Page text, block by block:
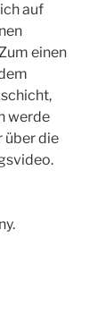
auf
einen
werde
über die